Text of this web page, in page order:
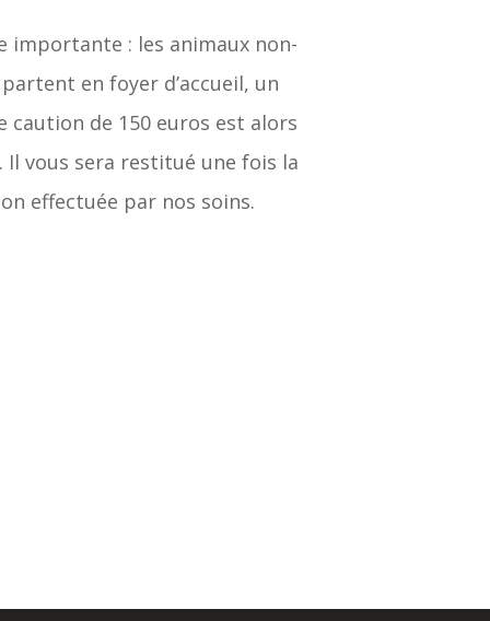
importante : les animaux non-
en foyer d’accueil, un
caution de 150 euros est alors
Il vous sera restitué une fois la
effectuée par nos soins.